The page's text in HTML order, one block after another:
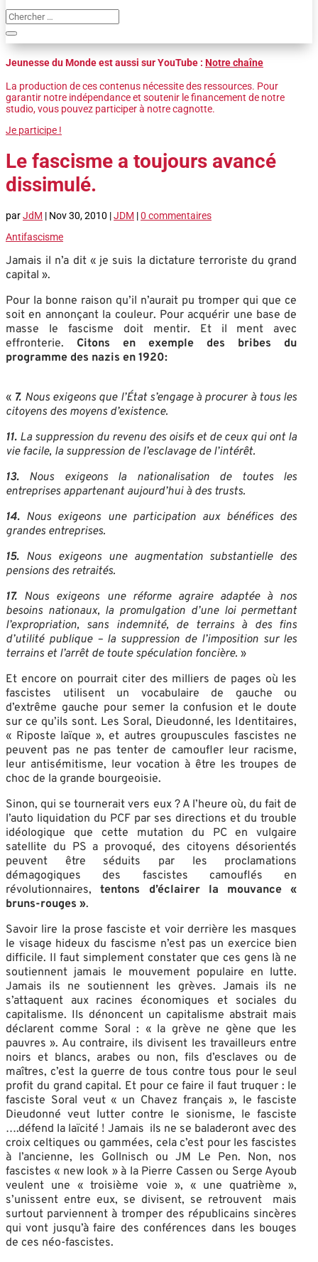
Jeunesse du Monde est aussi sur YouTube : Notre chaîne
La production de ces contenus nécessite des ressources. Pour
garantir notre indépendance et soutenir le financement de notre
studio, vous pouvez participer à notre cagnotte.
Je participe !
Le fascisme a toujours avancé
dissimulé.
parJdM | Nov 30, 2010 |JDM |0 commentaires
Antifascisme
Jamais il n’a dit « je suis la dictature terroriste du grand
capital ».
Pour la bonne raison qu’il n’aurait pu tromper qui que ce
soit en annonçant la couleur. Pour acquérir une base de
masse le fascisme doit mentir. Et il ment avec
effronterie. Citons en exemple des bribes du
programme des nazis en 1920:
« 7. Nous exigeons que l’État s’engage à procurer à tous les
citoyens des moyens d’existence.
11. La suppression du revenu des oisifs et de ceux qui ont la
vie facile, la suppression de l’esclavage de l’intérêt.
13. Nous exigeons la nationalisation de toutes les
entreprises appartenant aujourd’hui à des trusts.
14. Nous exigeons une participation aux bénéfices des
grandes entreprises.
15. Nous exigeons une augmentation substantielle des
pensions des retraités.
17. Nous exigeons une réforme agraire adaptée à nos
besoins nationaux, la promulgation d’une loi permettant
l’expropriation, sans indemnité, de terrains à des fins
d’utilité publique – la suppression de l’imposition sur les
terrains et l’arrêt de toute spéculation foncière. »
Et encore on pourrait citer des milliers de pages où les
fascistes utilisent un vocabulaire de gauche ou
d’extrême gauche pour semer la confusion et le doute
sur ce qu’ils sont. Les Soral, Dieudonné, les Identitaires,
« Riposte laïque », et autres groupuscules fascistes ne
peuvent pas ne pas tenter de camoufler leur racisme,
leur antisémitisme, leur vocation à être les troupes de
choc de la grande bourgeoisie.
Sinon, qui se tournerait vers eux ? A l’heure où, du fait de
l’auto liquidation du PCF par ses directions et du trouble
idéologique que cette mutation du PC en vulgaire
satellite du PS a provoqué, des citoyens désorientés
peuvent être séduits par les proclamations
démagogiques des fascistes camouflés en
révolutionnaires,tentons d’éclairer la mouvance «
bruns-rouges ».
Savoir lire la prose fasciste et voir derrière les masques
le visage hideux du fascisme n’est pas un exercice bien
difficile. Il faut simplement constater que ces gens là ne
soutiennent jamais le mouvement populaire en lutte.
Jamais ils ne soutiennent les grèves. Jamais ils ne
s’attaquent aux racines économiques et sociales du
capitalisme. Ils dénoncent un capitalisme abstrait mais
déclarent comme Soral : « la grève ne gène que les
pauvres ». Au contraire, ils divisent les travailleurs entre
noirs et blancs, arabes ou non, fils d’esclaves ou de
maîtres, c’est la guerre de tous contre tous pour le seul
profit du grand capital. Et pour ce faire il faut truquer : le
fasciste Soral veut « un Chavez français », le fasciste
Dieudonné veut lutter contre le sionisme, le fasciste
….défend la laïcité ! Jamais ils ne se baladeront avec des
croix celtiques ou gammées, cela c’est pour les fascistes
à l’ancienne, les Gollnisch ou JM Le Pen. Non, nos
fascistes « new look » à la Pierre Cassen ou Serge Ayoub
veulent une « troisième voie », « une quatrième »,
s’unissent entre eux, se divisent, se retrouvent mais
surtout parviennent à tromper des républicains sincères
qui vont jusqu’à faire des conférences dans les bouges
de ces néo-fascistes.